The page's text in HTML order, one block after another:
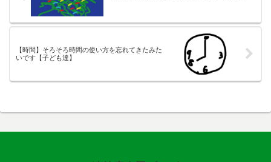
【時間】そろそろ時間の使い方を忘れてきたみた
いです【子ども達】